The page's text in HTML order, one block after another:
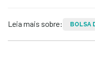
Leia mais sobre: BOLSA